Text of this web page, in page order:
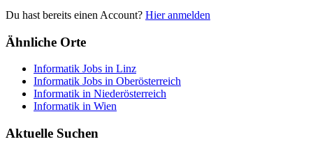
Du hast bereits einen Account? Hier anmelden
Ähnliche Orte
Informatik Jobs in Linz
Informatik Jobs in Oberösterreich
Informatik in Niederösterreich
Informatik in Wien
Aktuelle Suchen